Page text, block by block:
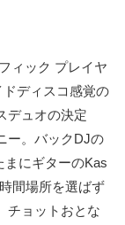
ィック プレイヤ
ディスコ感覚の
デュオの決定
ー。バックDJの
まにギターのKas
間場所を選ばず
チョットおとな